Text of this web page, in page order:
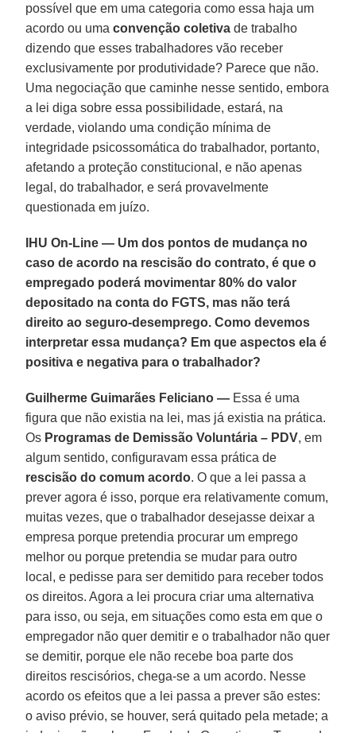
possível que em uma categoria como essa haja um
acordo ou uma convenção coletiva de trabalho
dizendo que esses trabalhadores vão receber
exclusivamente por produtividade? Parece que não.
Uma negociação que caminhe nesse sentido, embora
a lei diga sobre essa possibilidade, estará, na
verdade, violando uma condição mínima de
integridade psicossomática do trabalhador, portanto,
afetando a proteção constitucional, e não apenas
legal, do trabalhador, e será provavelmente
questionada em juízo.
IHU On-Line — Um dos pontos de mudança no
caso de acordo na rescisão do contrato, é que o
empregado poderá movimentar 80% do valor
depositado na conta do FGTS, mas não terá
direito ao seguro-desemprego. Como devemos
interpretar essa mudança? Em que aspectos ela é
positiva e negativa para o trabalhador?
Guilherme Guimarães Feliciano — Essa é uma
figura que não existia na lei, mas já existia na prática.
Os Programas de Demissão Voluntária – PDV, em
algum sentido, configuravam essa prática de
rescisão do comum acordo. O que a lei passa a
prever agora é isso, porque era relativamente comum,
muitas vezes, que o trabalhador desejasse deixar a
empresa porque pretendia procurar um emprego
melhor ou porque pretendia se mudar para outro
local, e pedisse para ser demitido para receber todos
os direitos. Agora a lei procura criar uma alternativa
para isso, ou seja, em situações como esta em que o
empregador não quer demitir e o trabalhador não quer
se demitir, porque ele não recebe boa parte dos
direitos rescisórios, chega-se a um acordo. Nesse
acordo os efeitos que a lei passa a prever são estes:
o aviso prévio, se houver, será quitado pela metade; a